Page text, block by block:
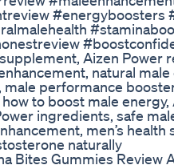
#energyboosters
Aizen Power
natural
performance
to boost male
ingredients, safe
men’s
naturally
Bites Gummies Review